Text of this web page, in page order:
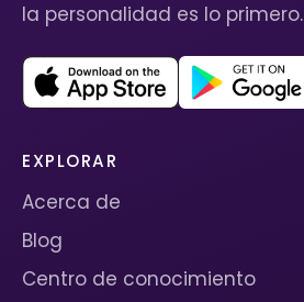
la personalidad es lo primero.
EXPLORAR
Acerca de
Blog
Centro de conocimiento